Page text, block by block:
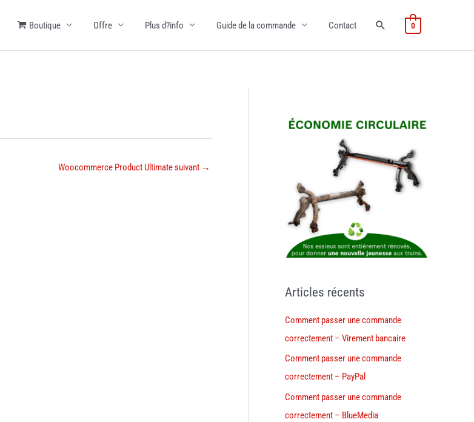
Boutique Offre Plus d?info Guide de la commande Contact 0
Woocommerce Product Ultimate suivant →
Articles récents
Comment passer une commande
correctement – Virement bancaire
Comment passer une commande
correctement – PayPal
Comment passer une commande
correctement – BlueMedia